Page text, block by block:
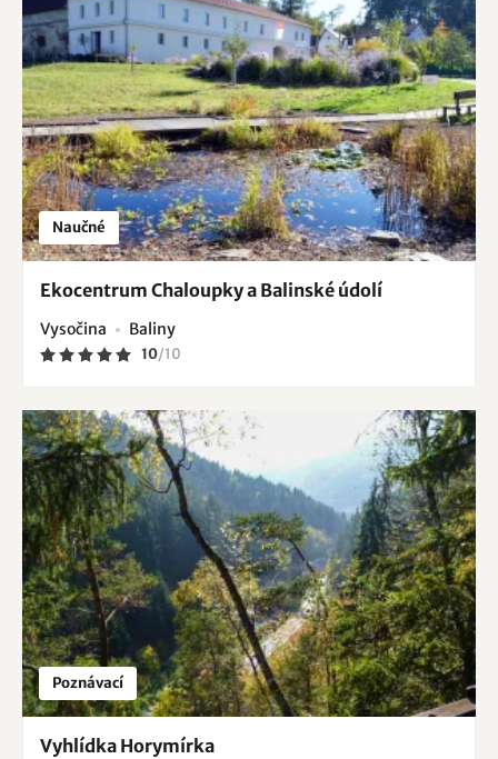
Naučné
Ekocentrum Chaloupky a Balinské údolí
Vysočina Baliny
10/10
Poznávací
Vyhlídka Horymírka